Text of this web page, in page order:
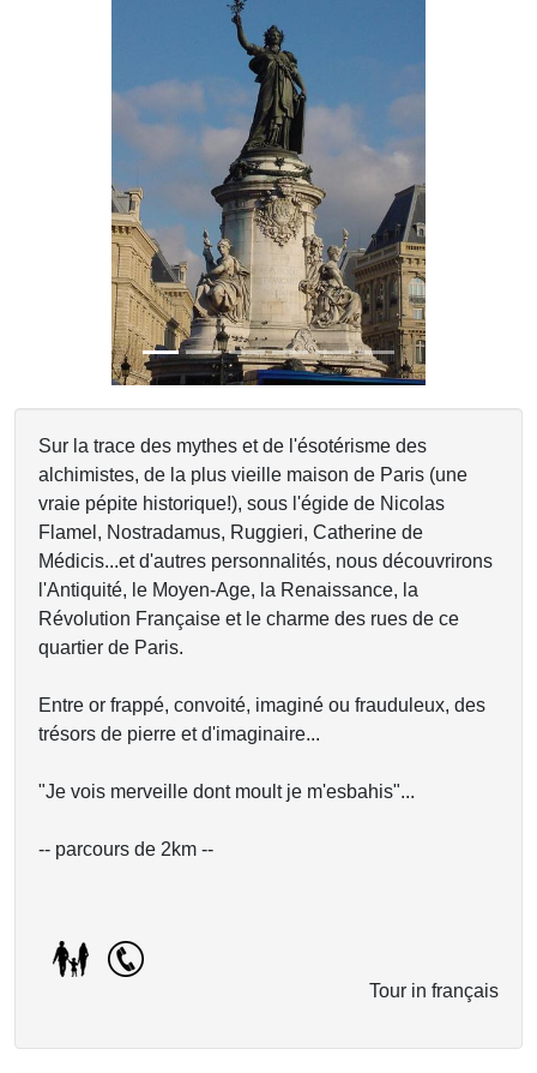
Previous
Sur la trace des mythes et de l'ésotérisme des
alchimistes, de la plus vieille maison de Paris (une
vraie pépite historique!), sous l'égide de Nicolas
Flamel, Nostradamus, Ruggieri, Catherine de
Médicis...et d'autres personnalités, nous découvrirons
l'Antiquité, le Moyen-Age, la Renaissance, la
Révolution Française et le charme des rues de ce
quartier de Paris.
Entre or frappé, convoité, imaginé ou frauduleux, des
trésors de pierre et d'imaginaire...
"Je vois merveille dont moult je m'esbahis"...
-- parcours de 2km --
Tour in français